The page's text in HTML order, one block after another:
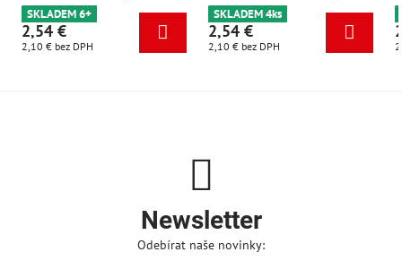
SKLADEM 6+
2,54 €
2,10 € bez DPH
SKLADEM 4ks
2,54 €
2,10 € bez DPH
Newsletter
Odebírat naše novinky: